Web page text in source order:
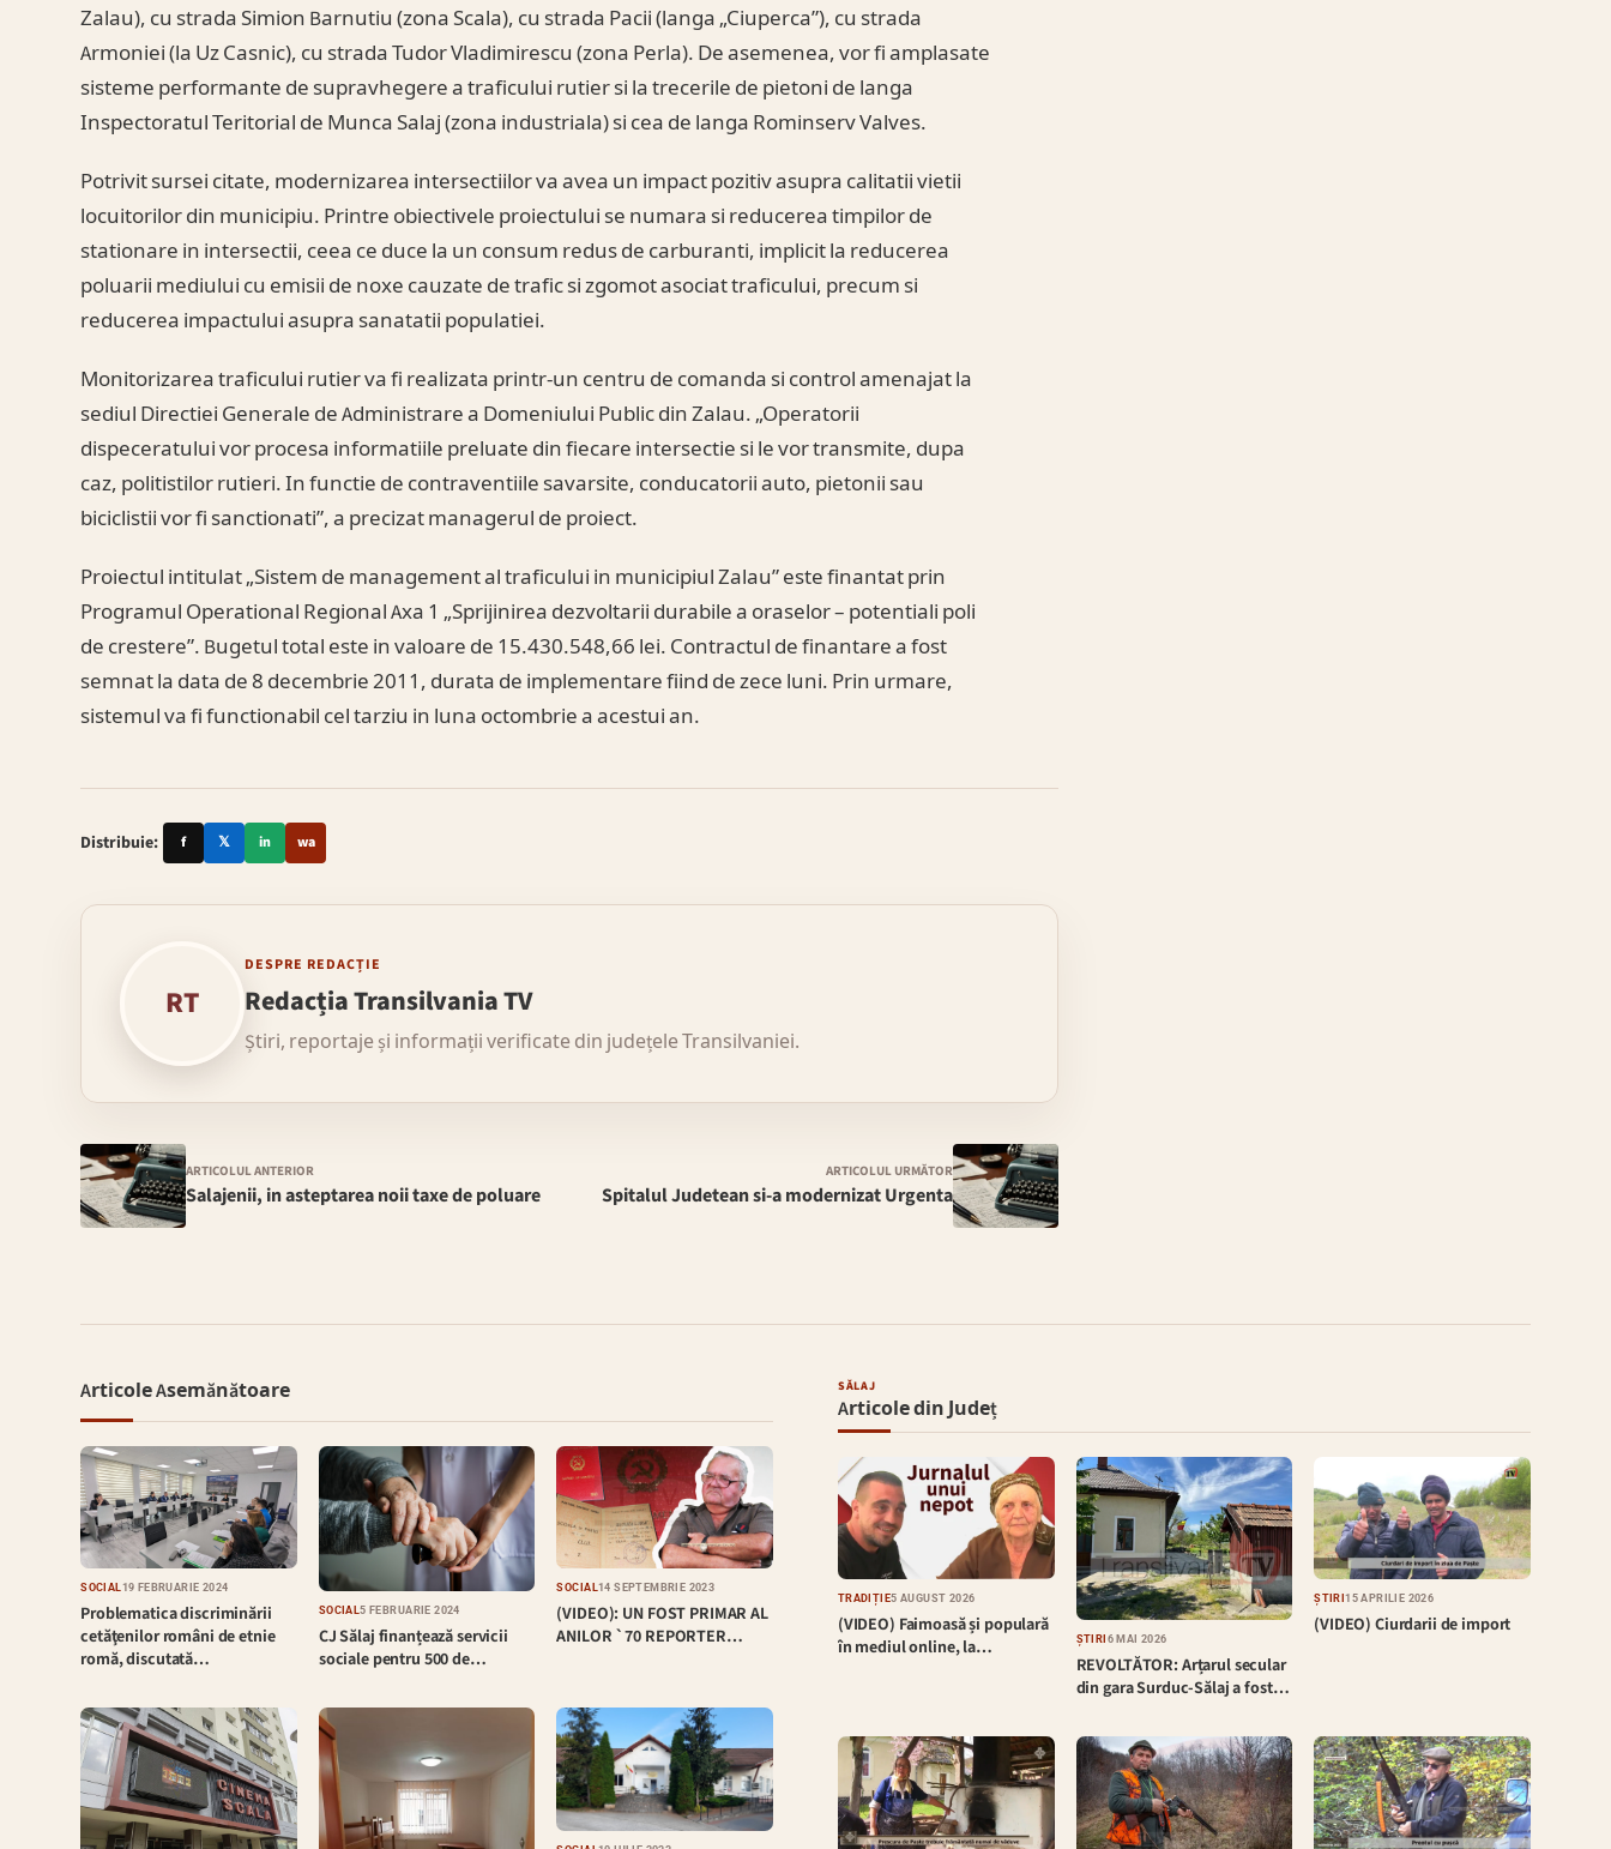
Zalau), cu strada Simion Barnutiu (zona Scala), cu strada Pacii (langa „Ciuperca”), cu strada
Armoniei (la Uz Casnic), cu strada Tudor Vladimirescu (zona Perla). De asemenea, vor fi amplasate
sisteme performante de supravhegere a traficului rutier si la trecerile de pietoni de langa
Inspectoratul Teritorial de Munca Salaj (zona industriala) si cea de langa Rominserv Valves.
Potrivit sursei citate, modernizarea intersectiilor va avea un impact pozitiv asupra calitatii vietii
locuitorilor din municipiu. Printre obiectivele proiectului se numara si reducerea timpilor de
stationare in intersectii, ceea ce duce la un consum redus de carburanti, implicit la reducerea
poluarii mediului cu emisii de noxe cauzate de trafic si zgomot asociat traficului, precum si
reducerea impactului asupra sanatatii populatiei.
Monitorizarea traficului rutier va fi realizata printr-un centru de comanda si control amenajat la
sediul Directiei Generale de Administrare a Domeniului Public din Zalau. „Operatorii
dispeceratului vor procesa informatiile preluate din fiecare intersectie si le vor transmite, dupa
caz, politistilor rutieri. In functie de contraventiile savarsite, conducatorii auto, pietonii sau
biciclistii vor fi sanctionati”, a precizat managerul de proiect.
Proiectul intitulat „Sistem de management al traficului in municipiul Zalau” este finantat prin
Programul Operational Regional Axa 1 „Sprijinirea dezvoltarii durabile a oraselor – potentiali poli
de crestere”. Bugetul total este in valoare de 15.430.548,66 lei. Contractul de finantare a fost
semnat la data de 8 decembrie 2011, durata de implementare fiind de zece luni. Prin urmare,
sistemul va fi functionabil cel tarziu in luna octombrie a acestui an.
Distribuie: f 𝕏 in wa
RT
DESPRE REDACȚIE
Redacția Transilvania TV
Știri, reportaje și informații verificate din județele Transilvaniei.
ARTICOLUL ANTERIOR
Salajenii, in asteptarea noii taxe de poluare
ARTICOLUL URMĂTOR
Spitalul Judetean si-a modernizat Urgenta
Articole Asemănătoare
SOCIAL 19 FEBRUARIE 2024
Problematica discriminării
cetăţenilor români de etnie
romă, discutată…
SOCIAL5 FEBRUARIE 2024
CJ Sălaj finanțează servicii
sociale pentru 500 de…
SOCIAL 14 SEPTEMBRIE 2023
(VIDEO): UN FOST PRIMAR AL
ANILOR `70 REPORTER…
SĂLAJ
Articole din Județ
TRADIȚIE5 AUGUST 2026
(VIDEO) Faimoasă și populară
în mediul online, la…
ȘTIRI 6 MAI 2026
REVOLTĂTOR: Arțarul secular
din gara Surduc-Sălaj a fost…
ȘTIRI15 APRILIE 2026
(VIDEO) Ciurdarii de import